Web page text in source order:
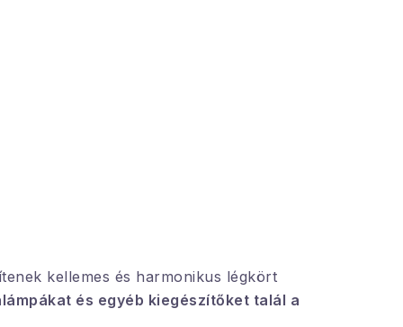
kellemes és harmonikus légkört
és egyéb kiegészítőket talál a